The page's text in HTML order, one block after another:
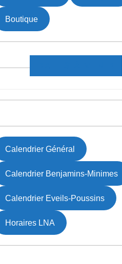
Boutique
Calendrier Général
Calendrier Benjamins-Minimes
Calendrier Eveils-Poussins
Horaires LNA